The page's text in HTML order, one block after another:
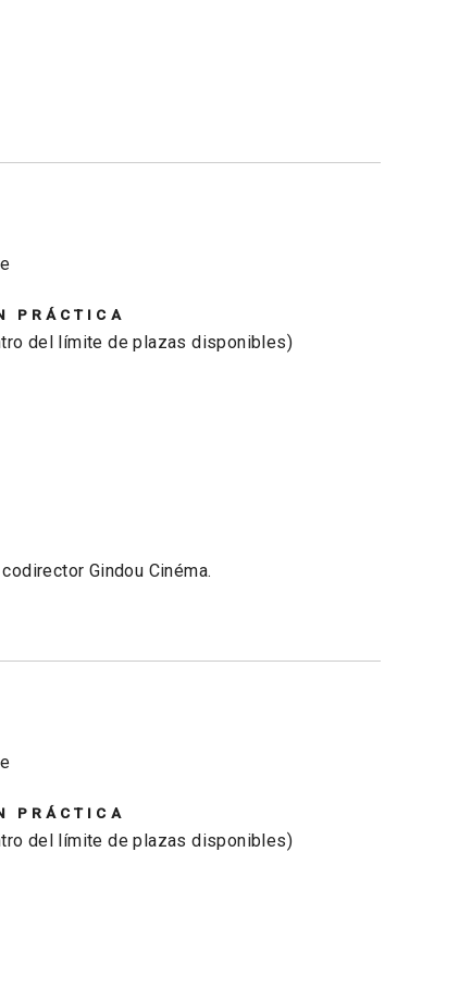
PRÁCTICA
del límite de plazas disponibles)
Gindou Cinéma.
PRÁCTICA
del límite de plazas disponibles)